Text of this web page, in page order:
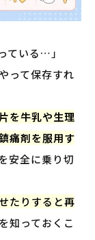
ている…」
って保存すれ
を牛乳や生理
痛剤を服用す
安全に乗り切
たりすると再
知っておくこ